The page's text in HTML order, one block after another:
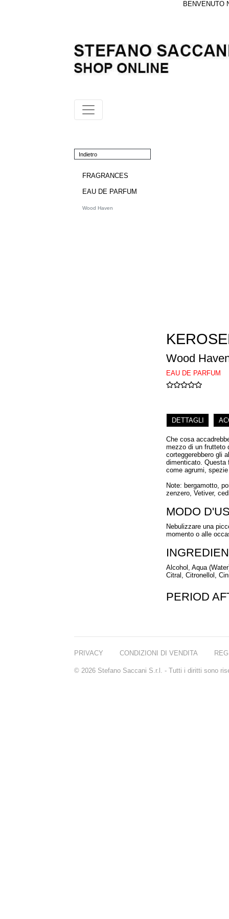
BENVENUTO
Indietro
FRAGRANCES
EAU DE PARFUM
Wood Haven
Wood
EAU DE PARFUM
DETTAGLI
Che cosa
mezzo di un frutteto
corteggerebbero gli
dimenticato. Questa
come agrumi,
Note: bergamotto,
zenzero, Vetiver,
MODO
Nebulizzare una
momento o alle
Alcohol, Aqua
Citral, Citronellol,
PERIOD
PRIVACY CONDIZIONI DI VENDITA
© 2026 Stefano Saccani S.r.l. - Tutti i diritti sono